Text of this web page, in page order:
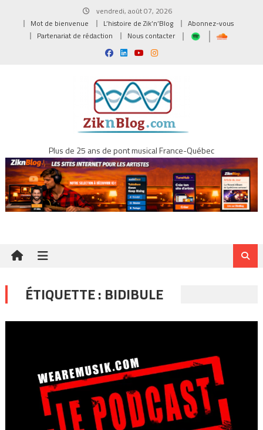
vendredi, août 07, 2026
Mot de bienvenue
L’histoire de Zik’n’Blog
Abonnez-vous
Partenariat de rédaction
Nous contacter
Plus de 25 ans de pont musical France-Québec
ÉTIQUETTE : BIDIBULE